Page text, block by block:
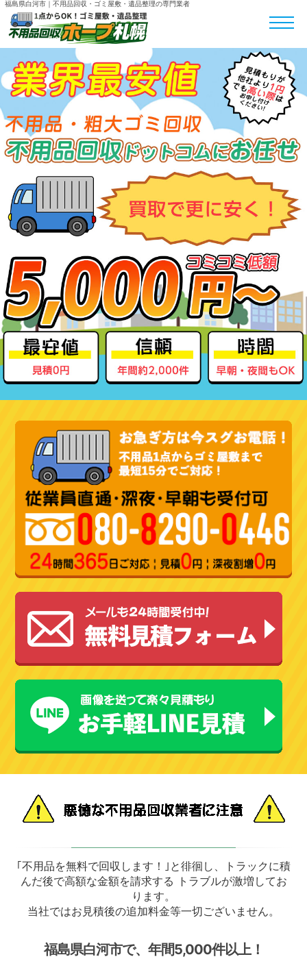
福島県白河市｜不用品回収・ゴミ屋敷・遺品整理の専門業者
｢不用品を無料で回収します！｣と徘徊し、トラックに積
んだ後で高額な金額を請求する トラブルが激増してお
ります。
当社ではお見積後の追加料金等一切ございません。
福島県白河市で、年間5,000件以上！